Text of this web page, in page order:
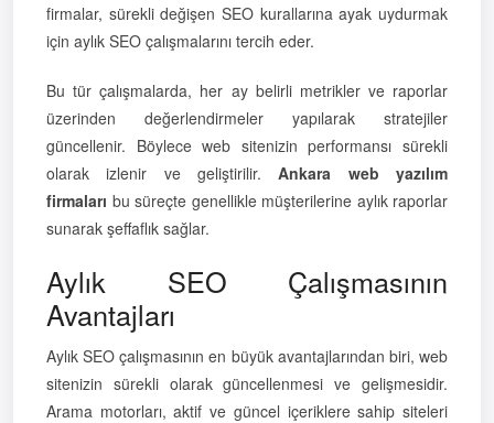
firmalar, sürekli değişen SEO kurallarına ayak uydurmak
için aylık SEO çalışmalarını tercih eder.
Bu tür çalışmalarda, her ay belirli metrikler ve raporlar
üzerinden değerlendirmeler yapılarak stratejiler
güncellenir. Böylece web sitenizin performansı sürekli
olarak izlenir ve geliştirilir.Ankara web yazılım
firmaları bu süreçte genellikle müşterilerine aylık raporlar
sunarak şeffaflık sağlar.
Aylık SEO Çalışmasının
Avantajları
Aylık SEO çalışmasının en büyük avantajlarından biri, web
sitenizin sürekli olarak güncellenmesi ve gelişmesidir.
Arama motorları, aktif ve güncel içeriklere sahip siteleri